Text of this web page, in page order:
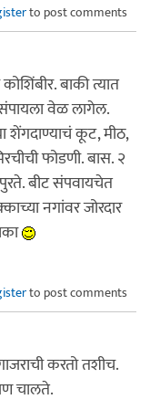
to post comments
बाकी त्यात
वेळ लागेल.
शेंगदाण्याचं कूट, मीठ,
फोडणी. बास. २
बीट संपवायचेत
नगांवर जोरदार
to post comments
करतो तशीच.
चालते.